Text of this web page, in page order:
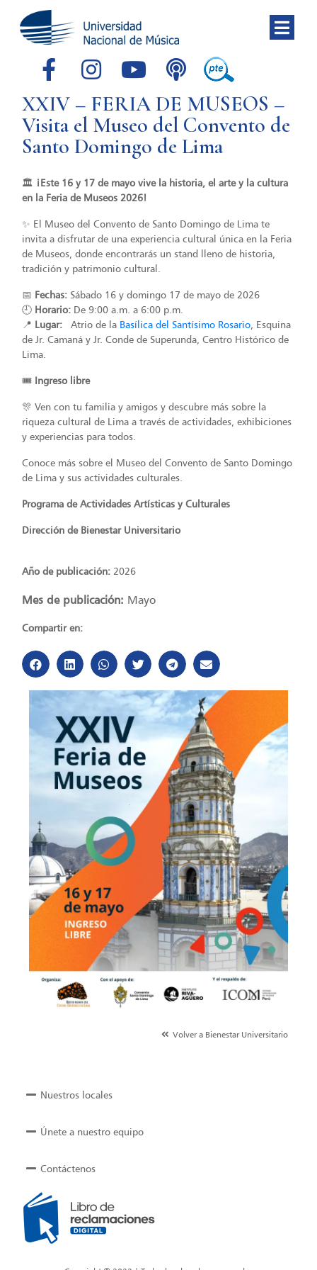
XXIV – FERIA DE MUSEOS –
Visita el Museo del Convento de
Santo Domingo de Lima
🏛️ ¡Este 16 y 17 de mayo vive la historia, el arte y la cultura
en la Feria de Museos 2026!
✨ El Museo del Convento de Santo Domingo de Lima te
invita a disfrutar de una experiencia cultural única en la Feria
de Museos, donde encontrarás un stand lleno de historia,
tradición y patrimonio cultural.
📅 Fechas: Sábado 16 y domingo 17 de mayo de 2026
🕘 Horario: De 9:00 a.m. a 6:00 p.m.
📍 Lugar: Atrio de la Basílica del Santísimo Rosario , Esquina
de Jr. Camaná y Jr. Conde de Superunda, Centro Histórico de
Lima.
🎟️ Ingreso libre
🎊 Ven con tu familia y amigos y descubre más sobre la
riqueza cultural de Lima a través de actividades, exhibiciones
y experiencias para todos.
Conoce más sobre el Museo del Convento de Santo Domingo
de Lima y sus actividades culturales.
Programa de Actividades Artísticas y Culturales
Dirección de Bienestar Universitario
Año de publicación: 2026
Mes de publicación: Mayo
Compartir en:
Volver a Bienestar Universitario
Nuestros locales
Únete a nuestro equipo
Contáctenos